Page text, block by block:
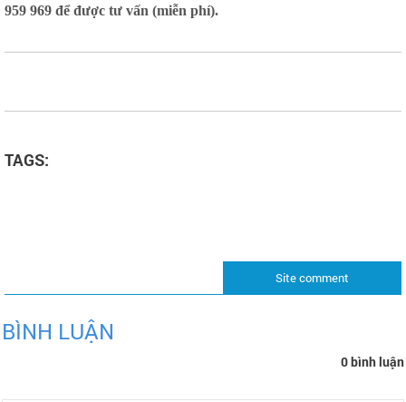
959 969 để được tư vấn (miễn phí).
TAGS:
Site comment
BÌNH LUẬN
0 bình luận